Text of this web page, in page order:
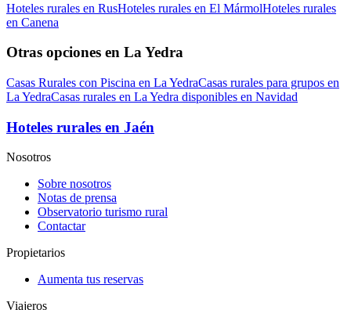
Hoteles rurales en RusHoteles rurales en El MármolHoteles rurales
en Canena
Otras opciones en La Yedra
Casas Rurales con Piscina en La YedraCasas rurales para grupos en
La YedraCasas rurales en La Yedra disponibles en Navidad
Hoteles rurales en Jaén
Nosotros
Sobre nosotros
Notas de prensa
Observatorio turismo rural
Contactar
Propietarios
Aumenta tus reservas
Viajeros